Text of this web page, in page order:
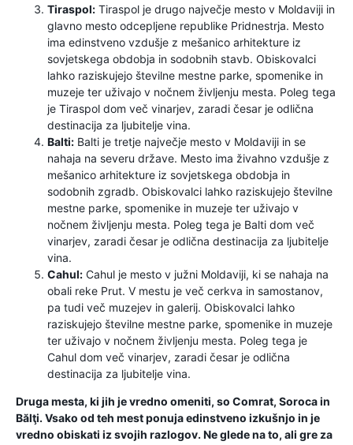
Tiraspol: Tiraspol je drugo največje mesto v Moldaviji in
glavno mesto odcepljene republike Pridnestrja. Mesto
ima edinstveno vzdušje z mešanico arhitekture iz
sovjetskega obdobja in sodobnih stavb. Obiskovalci
lahko raziskujejo številne mestne parke, spomenike in
muzeje ter uživajo v nočnem življenju mesta. Poleg tega
je Tiraspol dom več vinarjev, zaradi česar je odlična
destinacija za ljubitelje vina.
Balti: Balti je tretje največje mesto v Moldaviji in se
nahaja na severu države. Mesto ima živahno vzdušje z
mešanico arhitekture iz sovjetskega obdobja in
sodobnih zgradb. Obiskovalci lahko raziskujejo številne
mestne parke, spomenike in muzeje ter uživajo v
nočnem življenju mesta. Poleg tega je Balti dom več
vinarjev, zaradi česar je odlična destinacija za ljubitelje
vina.
Cahul: Cahul je mesto v južni Moldaviji, ki se nahaja na
obali reke Prut. V mestu je več cerkva in samostanov,
pa tudi več muzejev in galerij. Obiskovalci lahko
raziskujejo številne mestne parke, spomenike in muzeje
ter uživajo v nočnem življenju mesta. Poleg tega je
Cahul dom več vinarjev, zaradi česar je odlična
destinacija za ljubitelje vina.
Druga mesta, ki jih je vredno omeniti, so Comrat, Soroca in
Bălţi. Vsako od teh mest ponuja edinstveno izkušnjo in je
vredno obiskati iz svojih razlogov. Ne glede na to, ali gre za